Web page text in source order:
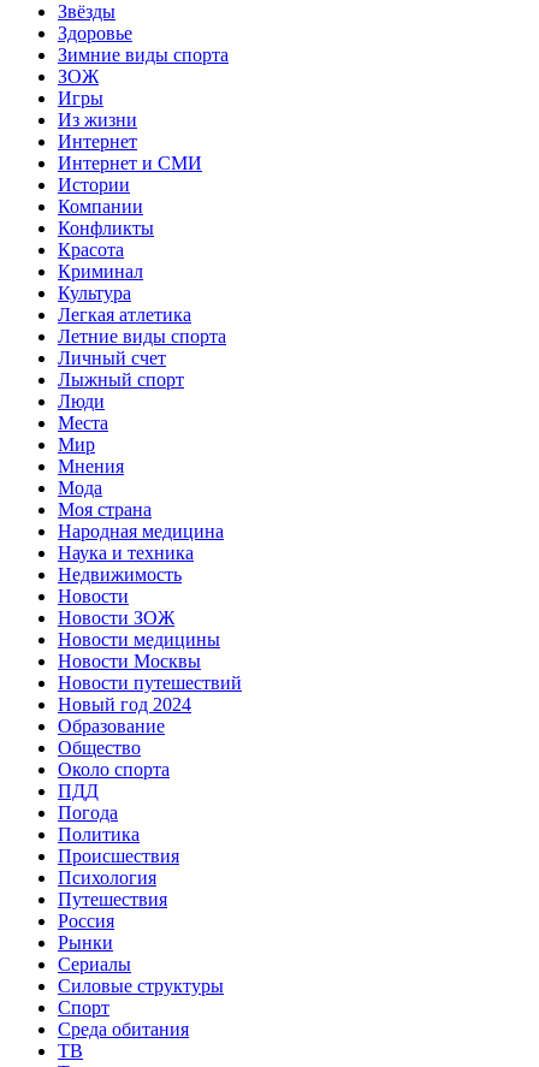
Звёзды
Здоровье
Зимние виды спорта
ЗОЖ
Игры
Из жизни
Интернет
Интернет и СМИ
Истории
Компании
Конфликты
Красота
Криминал
Культура
Легкая атлетика
Летние виды спорта
Личный счет
Лыжный спорт
Люди
Места
Мир
Мнения
Мода
Моя страна
Народная медицина
Наука и техника
Недвижимость
Новости
Новости ЗОЖ
Новости медицины
Новости Москвы
Новости путешествий
Новый год 2024
Образование
Общество
Около спорта
ПДД
Погода
Политика
Происшествия
Психология
Путешествия
Россия
Рынки
Сериалы
Силовые структуры
Спорт
Среда обитания
ТВ